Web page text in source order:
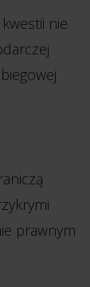
nie
prawnym